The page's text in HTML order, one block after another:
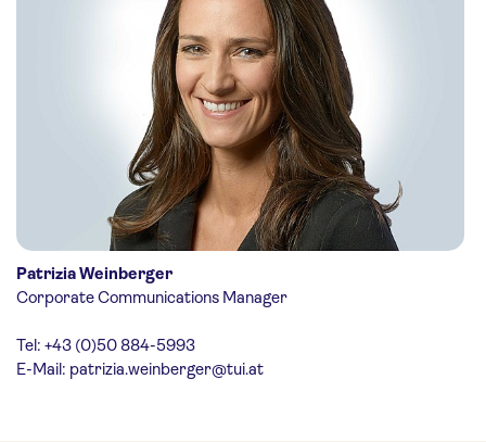
Patrizia Weinberger
Corporate Communications Manager
Tel: +43 (0)50 884-5993
E-Mail: patrizia.weinberger@tui.at